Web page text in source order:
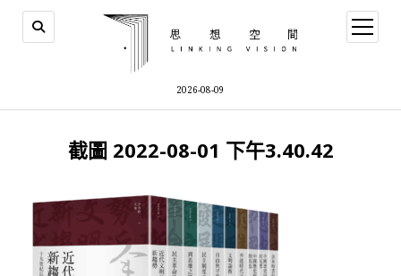
2026-08-09
open
menu
截圖 2022-08-01 下午3.40.42